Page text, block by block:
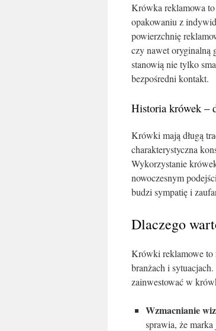
Krówka reklamowa
opakowaniu z
powierzchnię
czy nawet oryginalną
stanowią nie tylko
bezpośredni kontakt.
Historia krówek –
Krówki mają długą
charakterystyczna
Wykorzystanie
nowoczesnym
budzi sympatię i
Dlaczego
Krówki reklamowe to
branżach i
zainwestować w
Wzmacnianie
sprawia, że